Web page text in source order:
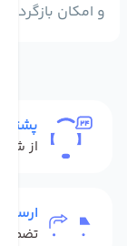
و امکان
از
تضمین